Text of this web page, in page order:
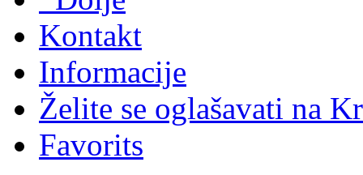
Kontakt
Informacije
Želite se oglašavati na
Favorits